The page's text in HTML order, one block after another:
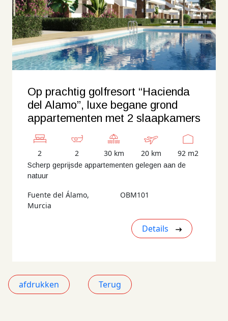
Op prachtig golfresort “Hacienda
del Alamo”, luxe begane grond
appartementen met 2 slaapkamers
2 2 30 km 20 km 92 m2
Scherp geprijsde appartementen gelegen aan de
natuur
Fuente del Álamo,
Murcia
OBM101
Details
afdrukken Terug